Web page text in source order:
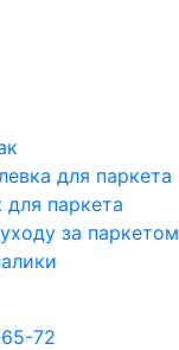
для паркета
паркета
за паркетом
72